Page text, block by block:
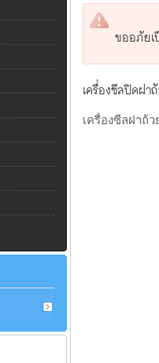
ขออภัย
เครื่องซีลปิดฝาถ้
เครื่องซีลฝาถ้